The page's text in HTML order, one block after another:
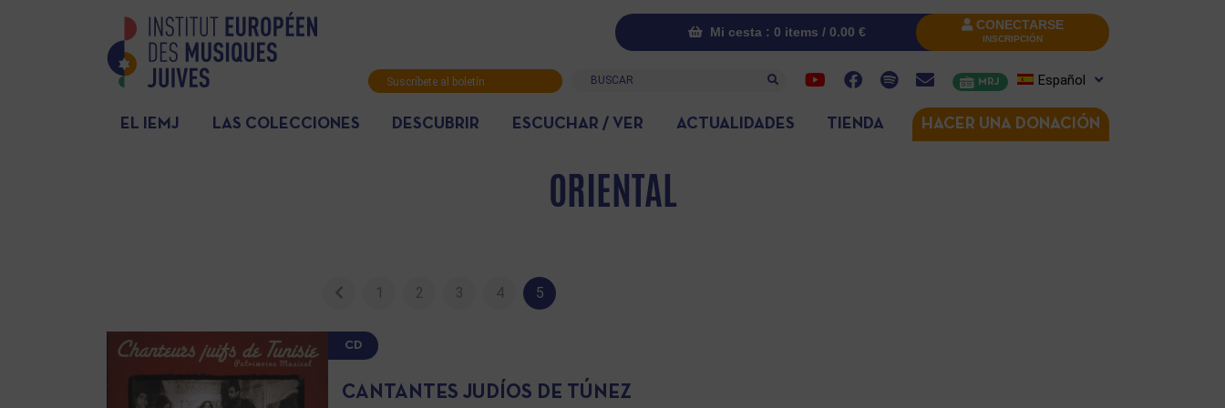
Mi cesta : 0 items / 0.00 € CONECTARSE
INSCRIPCIÓN
Suscríbete al boletín
Buscar MRJ Español
EL IEMJ LAS COLECCIONES DESCUBRIR ESCUCHAR / VER ACTUALIDADES TIENDA HACER UNA DONACIÓN
ORIENTAL
1 2 3 4 5
CD
CANTANTES JUDÍOS DE TÚNEZ